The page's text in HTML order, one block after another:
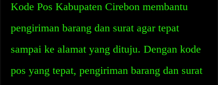
Kode Pos Kabupaten Cirebon membantu
pengiriman barang dan surat agar tepat
sampai ke alamat yang dituju. Dengan kode
pos yang tepat, pengiriman barang dan surat